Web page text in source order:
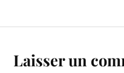
Laisser un